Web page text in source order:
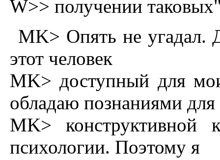
W>> получении
MK> Опять не угадал.
этот человек
MK> доступный для
обладаю познаниями для
MK> конструктивной
психологии. Поэтому я